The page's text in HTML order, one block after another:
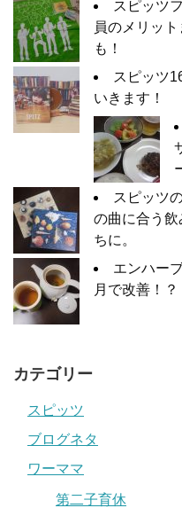
スピッツ
員のメリッ
も！
スピッツ
いきます！
スピッツ
の曲に合う飲
ちに。
エンハー
月で改善！？
カテゴリー
スピッツ
ブログネタ
ワーママ
第二子育休